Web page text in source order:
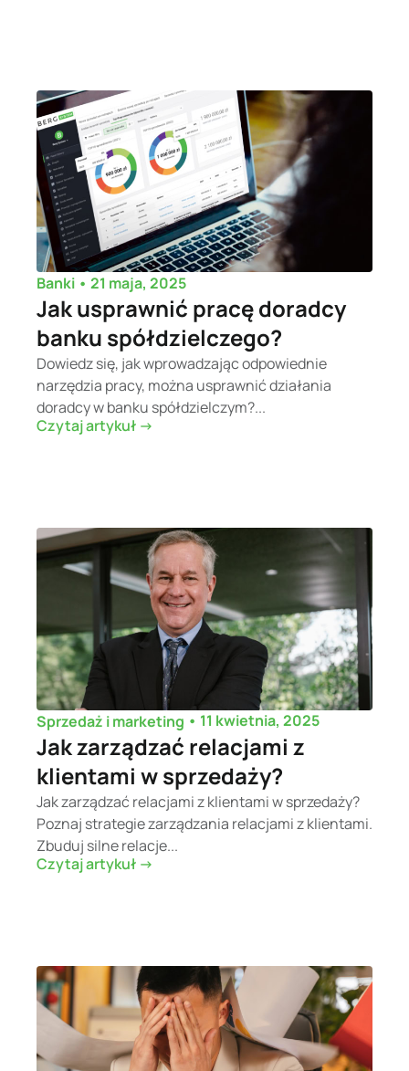
Banki • 21 maja, 2025
Jak usprawnić pracę doradcy
banku spółdzielczego?
Dowiedz się, jak wprowadzając odpowiednie
narzędzia pracy, można usprawnić działania
doradcy w banku spółdzielczym?...
Czytaj artykuł ->
Sprzedaż i marketing • 11 kwietnia, 2025
Jak zarządzać relacjami z
klientami w sprzedaży?
Jak zarządzać relacjami z klientami w sprzedaży?
Poznaj strategie zarządzania relacjami z klientami.
Zbuduj silne relacje...
Czytaj artykuł ->